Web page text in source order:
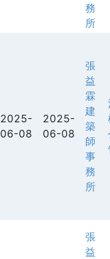
務
所
2025-
06-08
2025-
06-08
張
益
霖
建
築
師
事
務
所
張
益